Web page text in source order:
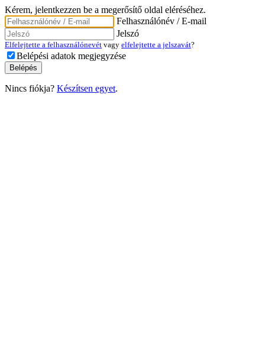
Kérem, jelentkezzen be a megerősítő oldal eléréséhez.
Felhasználónév / E-mail
Jelszó
Elfelejtette a felhasználónevét vagy elfelejtette a jelszavát?
Belépési adatok megjegyzése
Nincs fiókja? Készítsen egyet.